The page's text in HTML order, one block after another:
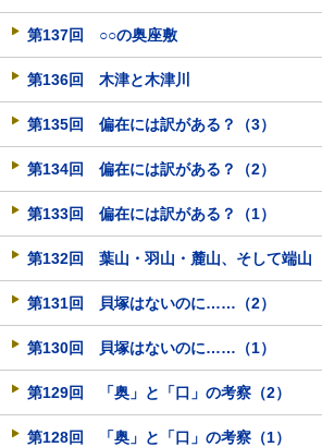
第137回 ○○の奥座敷
第136回 木津と木津川
第135回 偏在には訳がある？（3）
第134回 偏在には訳がある？（2）
第133回 偏在には訳がある？（1）
第132回 葉山・羽山・麓山、そして端山
第131回 貝塚はないのに……（2）
第130回 貝塚はないのに……（1）
第129回 「奥」と「口」の考察（2）
第128回 「奥」と「口」の考察（1）